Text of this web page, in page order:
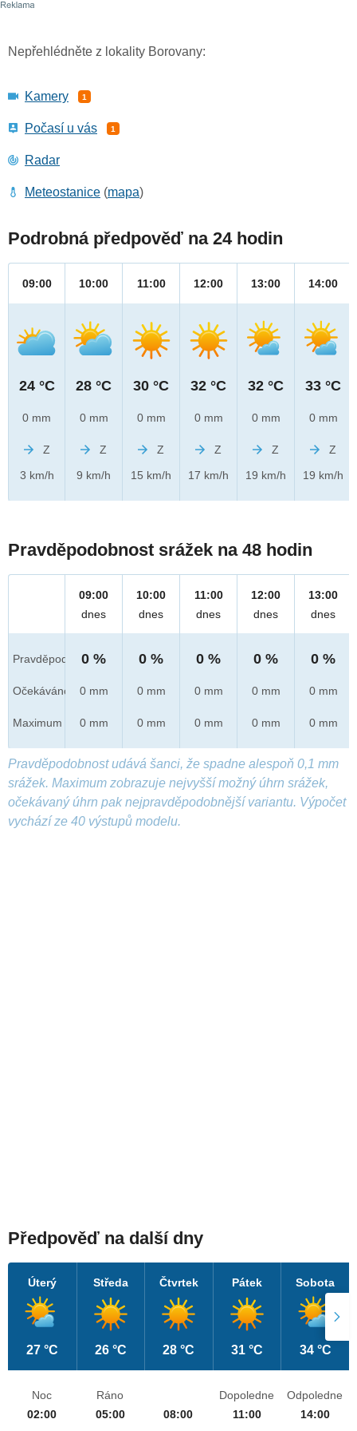
Nepřehlédněte z lokality Borovany:
Kamery 1
Počasí u vás 1
Radar
Meteostanice (mapa)
Podrobná předpověď na 24 hodin
09:00
24 °C
0 mm
Z
3 km/h
10:00
28 °C
0 mm
Z
9 km/h
11:00
30 °C
0 mm
Z
15 km/h
12:00
32 °C
0 mm
Z
17 km/h
13:00
32 °C
0 mm
Z
19 km/h
14:00
33 °C
0 mm
Z
19 km/h
Pravděpodobnost srážek na 48 hodin
Pravděpod.
Očekáváno
Maximum
09:00
dnes
0 %
0 mm
0 mm
10:00
dnes
0 %
0 mm
0 mm
11:00
dnes
0 %
0 mm
0 mm
12:00
dnes
0 %
0 mm
0 mm
13:00
dnes
0 %
0 mm
0 mm
Pravděpodobnost udává šanci, že spadne alespoň 0,1 mm
srážek. Maximum zobrazuje nejvyšší možný úhrn srážek,
očekávaný úhrn pak nejpravděpodobnější variantu. Výpočet
vychází ze 40 výstupů modelu.
Předpověď na další dny
Úterý
27 °C
Středa
26 °C
Čtvrtek
28 °C
Pátek
31 °C
Sobota
34 °C
Noc
02:00
Ráno
05:00
08:00
Dopoledne
11:00
Odpoledne
14:00